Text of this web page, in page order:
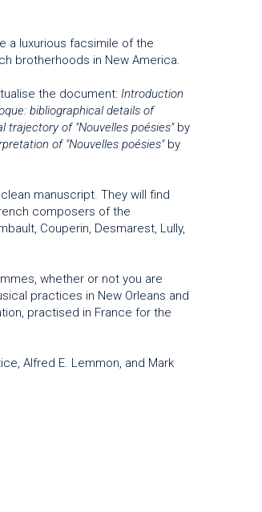
a luxurious facsimile of the
brotherhoods in New America.
the document: Introduction
bibliographical details of
trajectory of "Nouvelles poésies"by
of "Nouvelles poésies"by
manuscript. They will find
composers of the
Couperin, Desmarest, Lully,
whether or not you are
practices in New Orleans and
practised in France for the
Alfred E. Lemmon, and Mark